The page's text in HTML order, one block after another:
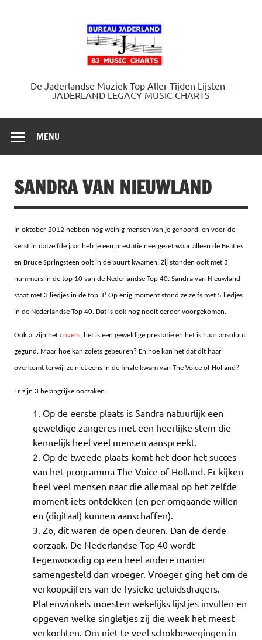
De Jaderlandse Muziek Top Aller Tijden Lijsten –
JADERLAND LEGACY MUSIC CHARTS
MENU
SANDRA VAN NIEUWLAND
In oktober 2012 hebben nog weinig mensen van je gehoord, en voor de
kerst in datzelfde jaar heb je een prestatie neergezet waar alleen de Beatles
en Bruce Springsteen ooit in de buurt kwamen. Zij stonden ooit met 3
nummers in de top 10 van de Nederlandse Top 40. Sandra van Nieuwland
staat met 3 liedjes in de top 3! Op enig moment stond ze zelfs met 5 liedjes
in de Nederlandse Top 40. Dat is ook nog nooit eerder voorgekomen.
Ook al zijn het covers, het is een geweldige prestatie en het is haar absoluut
gegund. Maar hoe kan zoiets gebeuren? En hoe kan het dat dit haar
overkomt terwijl ze niet eens in de finale kwam van The Voice of Holland?
Er zijn 3 belangrijke oorzaken:
Op de eerste plaats is Sandra natuurlijk een
geweldige zangeres met een heerlijke stem die
kennelijk heel veel mensen aanspreekt.
Op de tweede plaats komt het door het succes
van het programma The Voice of Holland. Er kijken
heel veel mensen naar die allemaal op het zelfde
moment iets ontdekken (en per omgaande willen
en (digitaal) kunnen aanschaffen).
Zo, dit waren de open deuren. Dan de derde
oorzaak. De Nederlandse Top 40 wordt
tegenwoordig op een heel andere manier
samengesteld dan vroeger. Vroeger ging het om de
verkoopcijfers van de fysieke geluidsdragers.
Platenwinkels moesten wekelijks lijstjes invullen en
opgeven welke singletjes zij die week het meest
verkochten. Om niet te veel schokbewegingen in